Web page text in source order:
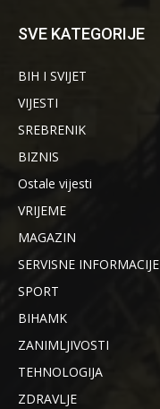
SVE KATEGORIJE
BIH I SVIJET
VIJESTI
SREBRENIK
BIZNIS
Ostale vijesti
VRIJEME
MAGAZIN
SERVISNE INFORMACIJE
SPORT
BIHAMK
ZANIMLJIVOSTI
TEHNOLOGIJA
ZDRAVLJE